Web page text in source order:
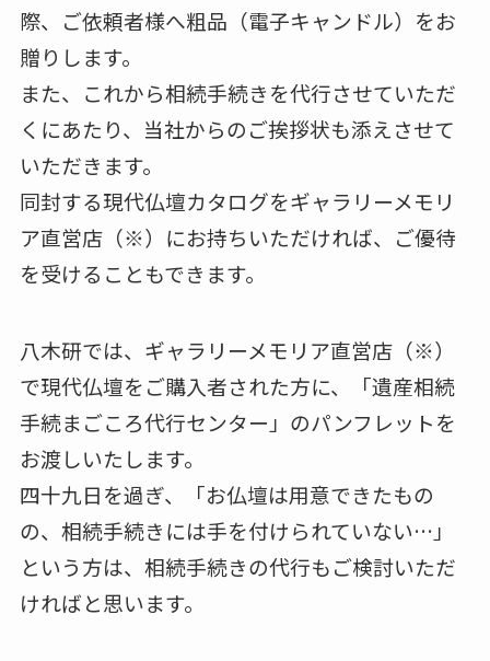
際、ご依頼者様へ粗品（電子キャンドル）をお
贈りします。
また、これから相続手続きを代行させていただ
くにあたり、当社からのご挨拶状も添えさせて
いただきます。
同封する現代仏壇カタログをギャラリーメモリ
ア直営店（※）にお持ちいただければ、ご優待
を受けることもできます。
八木研では、ギャラリーメモリア直営店（※）
で現代仏壇をご購入者された方に、「遺産相続
手続まごころ代行センター」のパンフレットを
お渡しいたします。
四十九日を過ぎ、「お仏壇は用意できたもの
の、相続手続きには手を付けられていない…」
という方は、相続手続きの代行もご検討いただ
ければと思います。